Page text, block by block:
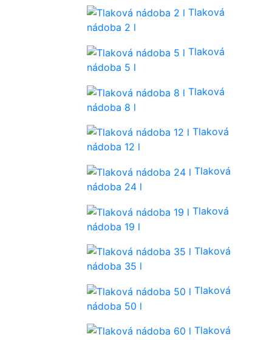
Tlaková
nádoba 2 l
Tlaková
nádoba 5 l
Tlaková
nádoba 8 l
Tlaková
nádoba 12 l
Tlaková
nádoba 24 l
Tlaková
nádoba 19 l
Tlaková
nádoba 35 l
Tlaková
nádoba 50 l
Tlaková